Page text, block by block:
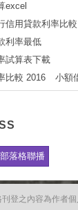
excel
信用貸款利率比較
利率最低
試算表下載
比較 2016
小額
部落格聯播
登之內容為作者個